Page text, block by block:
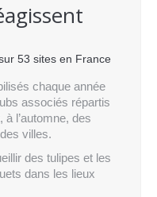
53 sites en France
chaque année
associés répartis
l’automne, des
villes.
des tulipes et les
dans les lieux